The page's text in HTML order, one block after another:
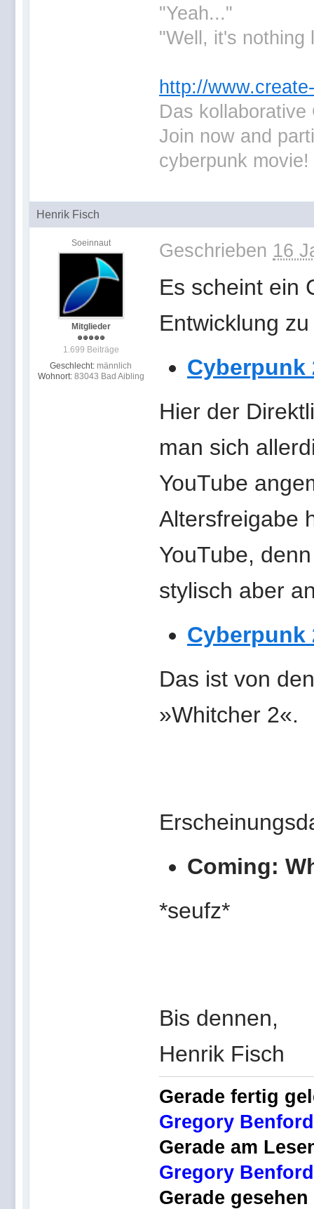
"Yeah..."
"Well, it's nothing
http://
Das
Join now and
cyberpunk movie!
Henrik Fisch
Soeinnaut
Mitglieder
1.699 Beiträge
Geschlecht: männlich
Wohnort: 83043 Bad Aibling
Geschrieben 16
Es scheint ein
Entwicklung
Cyberpunk
Hier der
man sich
YouTube
Altersfreigabe
YouTube,
stylisch aber
Cyberpunk
Das ist von
»Whitcher 2«.
Coming:
*seufz*
Bis dennen,
Henrik Fisch
Gerade fertig
Gregory
Gerade am
Gregory
Gerade gesehen